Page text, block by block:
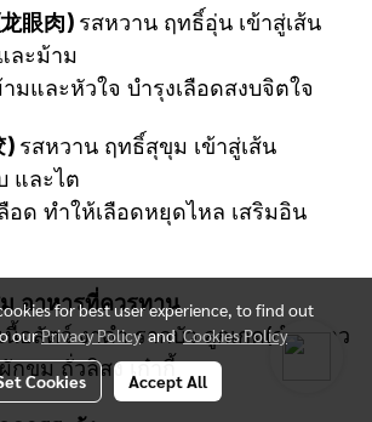
眼肉)รสหวาน ฤทธิ์อุ่น เข้าสู่เส้น
ละม้าม
มและหัวใจ บำรุงเลือดสงบจิตใจ
)รสหวาน ฤทธิ์สุขุม เข้าสู่เส้น
และไต
อด ทำให้เลือดหยุดไหล เสริมอิน
อาหารที่ควรทาน
อสัตว์ งาดำ รากบัว ลูกเกด(ดำ) ข้าว
กขม ถั่วลิสง เก๋ากี้
for best user experience, to find out
ourPrivacy PolicyandCookies Policy
Cookies Accept All